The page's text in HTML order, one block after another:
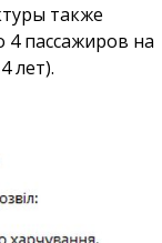
также
пассажиров на
лет).